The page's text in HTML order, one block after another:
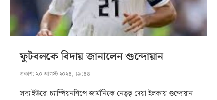
ফুটবলকে বিদায় জানালেন গুন্দোয়ান
প্রকাশ: ২০ আগস্ট ২০২৪, ১৯:৪৪
সদ্য ইউরো চ্যাম্পিয়নশিপে জার্মানিকে নেতৃত্ব দেয়া ইলকায় গুন্দোয়ান